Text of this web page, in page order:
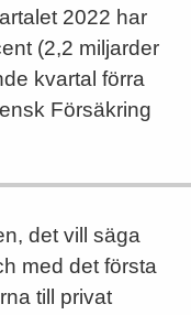
2022 har
(2,2 miljarder
kvartal förra
Försäkring
det vill säga
med det första
till privat